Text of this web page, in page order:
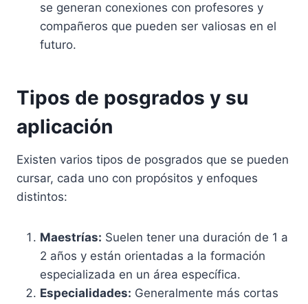
se generan conexiones con profesores y
compañeros que pueden ser valiosas en el
futuro.
Tipos de posgrados y su
aplicación
Existen varios tipos de posgrados que se pueden
cursar, cada uno con propósitos y enfoques
distintos:
Maestrías: Suelen tener una duración de 1 a
2 años y están orientadas a la formación
especializada en un área específica.
Especialidades: Generalmente más cortas